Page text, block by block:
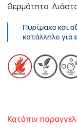
θερμότητα.
Πυρίμαχο και
κατάλληλο για
Κατόπιν